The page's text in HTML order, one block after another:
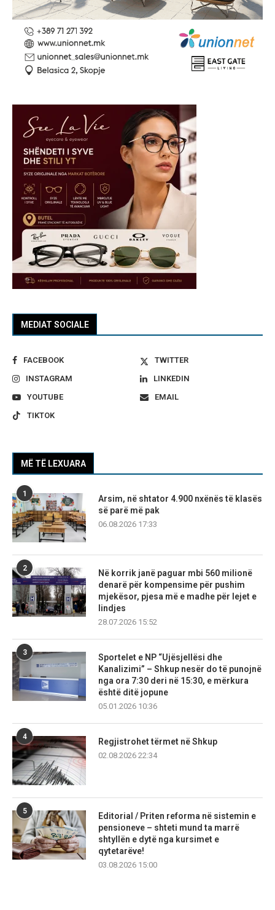
MEDIAT SOCIALE
FACEBOOK
TWITTER
INSTAGRAM
LINKEDIN
YOUTUBE
EMAIL
TIKTOK
MË TË LEXUARA
1
Arsim, në shtator 4.900 nxënës të klasës
së parë më pak
06.08.2026 17:33
2
Në korrik janë paguar mbi 560 milionë
denarë për kompensime për pushim
mjekësor, pjesa më e madhe për lejet e
lindjes
28.07.2026 15:52
3
Sportelet e NP “Ujësjellësi dhe
Kanalizimi” – Shkup nesër do të punojnë
nga ora 7:30 deri në 15:30, e mërkura
është ditë jopune
05.01.2026 10:36
4
Regjistrohet tërmet në Shkup
02.08.2026 22:34
5
Editorial / Priten reforma në sistemin e
pensioneve – shteti mund ta marrë
shtyllën e dytë nga kursimet e
qytetarëve!
03.08.2026 15:00